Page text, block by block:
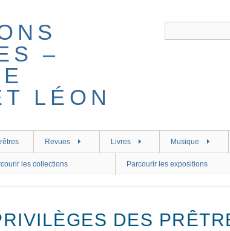
Revues Livres Musique
les collections Parcourir les expositions
DES